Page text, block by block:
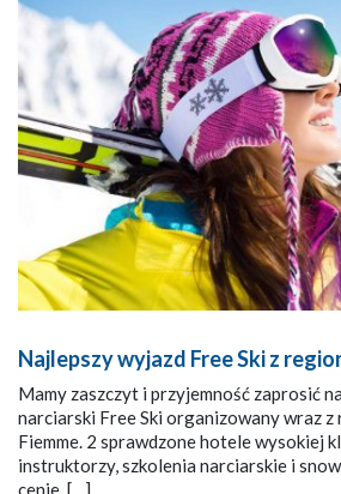
Najlepszy wyjazd Free Ski z
Mamy zaszczyt i przyjemność zaprosić
narciarski Free Ski organizowany wraz z
Fiemme. 2 sprawdzone hotele wysokiej
instruktorzy, szkolenia narciarskie i
cenie. […]